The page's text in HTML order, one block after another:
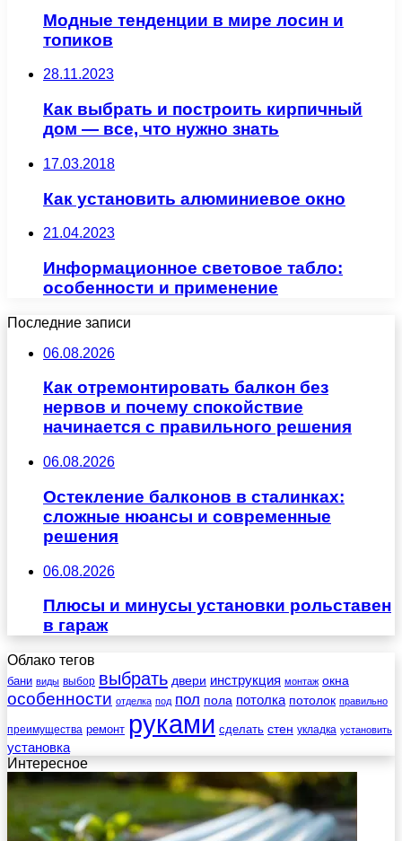
Модные тенденции в мире лосин и
топиков
28.11.2023
Как выбрать и построить кирпичный
дом — все, что нужно знать
17.03.2018
Как установить алюминиевое окно
21.04.2023
Информационное световое табло:
особенности и применение
Последние записи
06.08.2026
Как отремонтировать балкон без
нервов и почему спокойствие
начинается с правильного решения
06.08.2026
Остекление балконов в сталинках:
сложные нюансы и современные
решения
06.08.2026
Плюсы и минусы установки рольставен
в гараж
Облако тегов
бани виды выбор выбрать двери инструкция монтаж окна
особенности отделка под пол пола потолка потолок правильно
преимущества ремонт руками сделать стен укладка установить
установка
Интересное